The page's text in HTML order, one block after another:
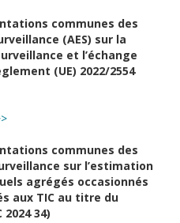
communes des
(AES) sur la
et l’échange
(UE) 2022/2554
communes des
sur l’estimation
agrégés occasionnés
aux TIC au titre du
34)